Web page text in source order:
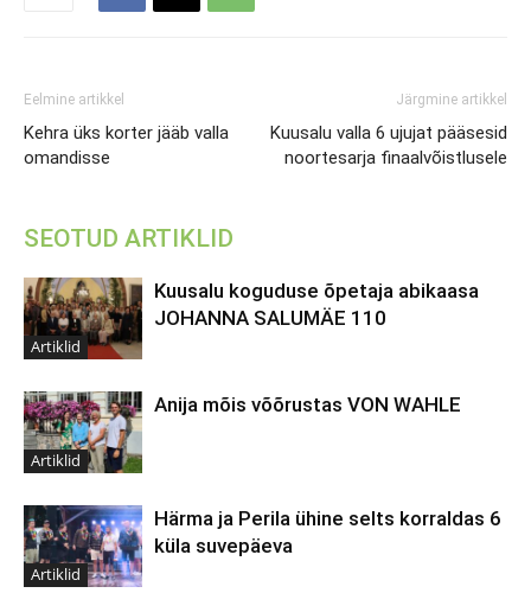
Eelmine artikkel
Kehra üks korter jääb valla
omandisse
Järgmine artikkel
Kuusalu valla 6 ujujat pääsesid
noortesarja finaalvõistlusele
SEOTUD ARTIKLID
Artiklid
Kuusalu koguduse õpetaja abikaasa
JOHANNA SALUMÄE 110
Artiklid
Anija mõis võõrustas VON WAHLE
Artiklid
Härma ja Perila ühine selts korraldas 6
küla suvepäeva